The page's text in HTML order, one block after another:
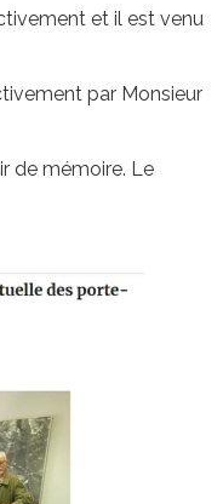
et il est venu
par Monsieur
de mémoire. Le